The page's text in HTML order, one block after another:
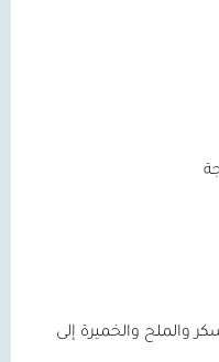
والملح والخميرة إلى